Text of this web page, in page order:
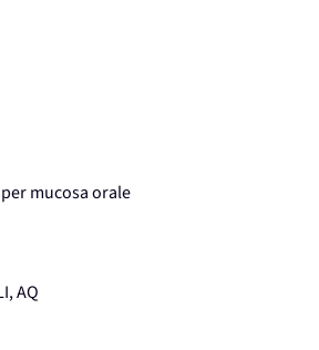
mucosa orale
AQ